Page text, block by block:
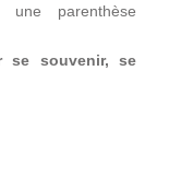
parenthèse
souvenir, se